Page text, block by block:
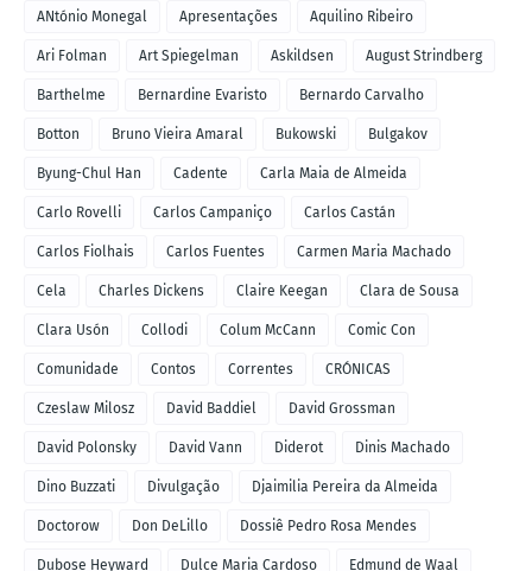
ANtónio Monegal Apresentações Aquilino Ribeiro
Ari Folman Art Spiegelman Askildsen August Strindberg
Barthelme Bernardine Evaristo Bernardo Carvalho
Botton Bruno Vieira Amaral Bukowski Bulgakov
Byung-Chul Han Cadente Carla Maia de Almeida
Carlo Rovelli Carlos Campaniço Carlos Castán
Carlos Fiolhais Carlos Fuentes Carmen Maria Machado
Cela Charles Dickens Claire Keegan Clara de Sousa
Clara Usón Collodi Colum McCann Comic Con
Comunidade Contos Correntes CRÓNICAS
Czeslaw Milosz David Baddiel David Grossman
David Polonsky David Vann Diderot Dinis Machado
Dino Buzzati Divulgação Djaimilia Pereira da Almeida
Doctorow Don DeLillo Dossiê Pedro Rosa Mendes
Dubose Heyward Dulce Maria Cardoso Edmund de Waal